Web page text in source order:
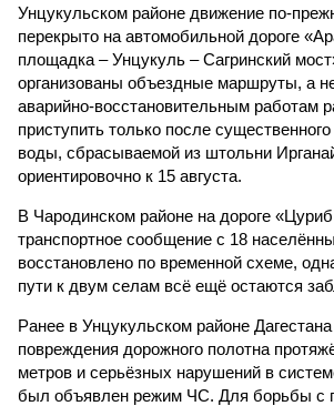
Унцукульском районе движение по-
перекрыто на автомобильной дороге
площадка – Унцукуль – Сагринский
организованы объездные маршруты, а
аварийно-восстановительным работам
приступить только после
воды, сбрасываемой из штольни
ориентировочно к 15 августа.
В Чародинском районе на дороге
транспортное сообщение с 18
восстановлено по временной схеме,
пути к двум селам всё ещё остаются
Ранее в Унцукульском районе Дагестана
повреждения дорожного полотна
метров и серьёзных нарушений в
был объявлен режим ЧС. Для борьбы с